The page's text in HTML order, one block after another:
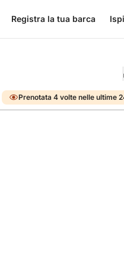
Registra la tua barca
Prenotata 4 volte nelle ultime